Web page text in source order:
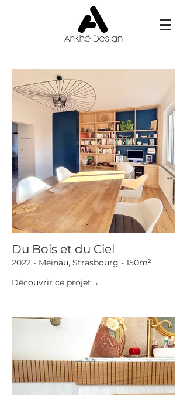
Du Bois et du Ciel
2022 - Meinau, Strasbourg - 150m²
Découvrir ce projet→